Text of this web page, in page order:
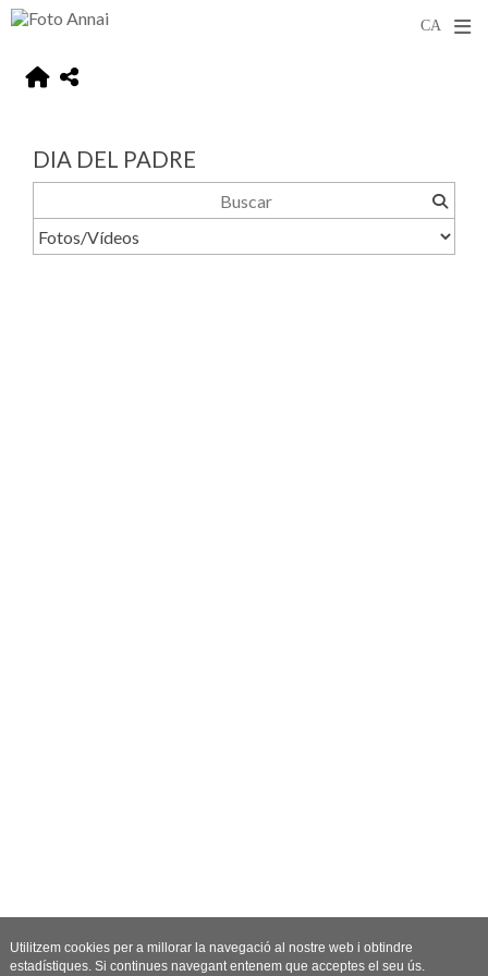
DIA DEL PADRE
Utilitzem cookies per a millorar la navegació al nostre web i obtindre
estadístiques. Si continues navegant entenem que acceptes el seu ús.